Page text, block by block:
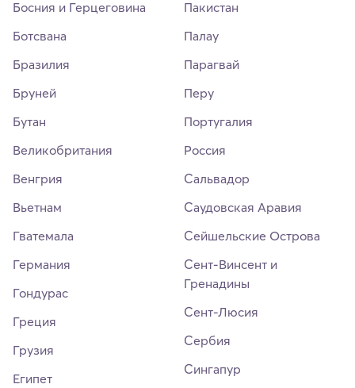
Босния и Герцеговина
Ботсвана
Бразилия
Бруней
Бутан
Великобритания
Венгрия
Вьетнам
Гватемала
Германия
Гондурас
Греция
Грузия
Египет
Пакистан
Палау
Парагвай
Перу
Португалия
Россия
Сальвадор
Саудовская Аравия
Сейшельские Острова
Сент-Винсент и
Гренадины
Сент-Люсия
Сербия
Сингапур